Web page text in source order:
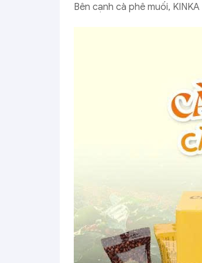
Bên cạnh cà phê muối,